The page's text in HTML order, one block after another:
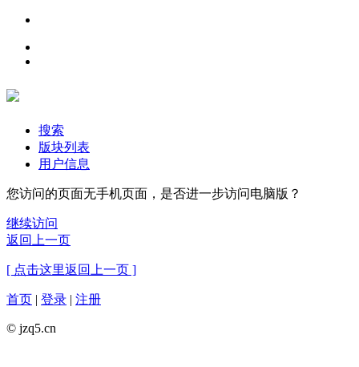
搜索
版块列表
用户信息
您访问的页面无手机页面，是否进一步访问电脑版？
继续访问
返回上一页
[ 点击这里返回上一页 ]
首页 | 登录 | 注册
© jzq5.cn